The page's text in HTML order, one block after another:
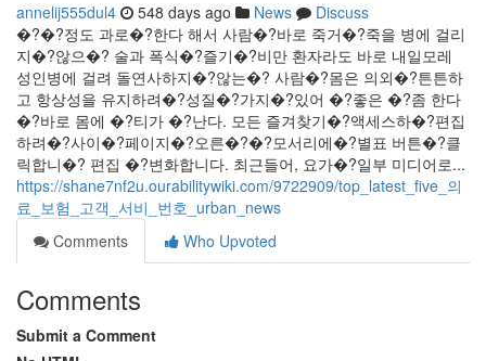
annelij555dul4 548 days ago News
Discuss
�?�?정도 과로�?한다 해서 사람�?바로 죽거�?죽을 병에 걸리
지�?않으�? 술과 폭식�?즐기�?비만 환자라도 바로 내일모레
성인병에 걸려 돌연사하지�?않는�? 사람�?몸은 의외�?튼튼하
고 항상성을 유지하려�?성질�?가지�?있어 �?좋은 �?좀 한다
�?바로 몸에 �?티가 �?난다. 모든 즐겨찾기�?액세스하�?편집
하려�?사이�?페이지�?오른�?�?모서리에�?별표 버튼�?클
릭합니�? 편집 �?변화합니다. 최근들어, 요가�?일부 미디어로...
https://shane7nf2u.ourabilitywiki.com/9722909/top_latest_five_의
료_보험_고객_서비_번호_urban_news
Comments
Who Upvoted
Comments
Submit a Comment